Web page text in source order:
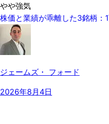
やや強気
株価と業績が乖離した3銘柄：
ジェームズ・ フォード
2026年8月4日